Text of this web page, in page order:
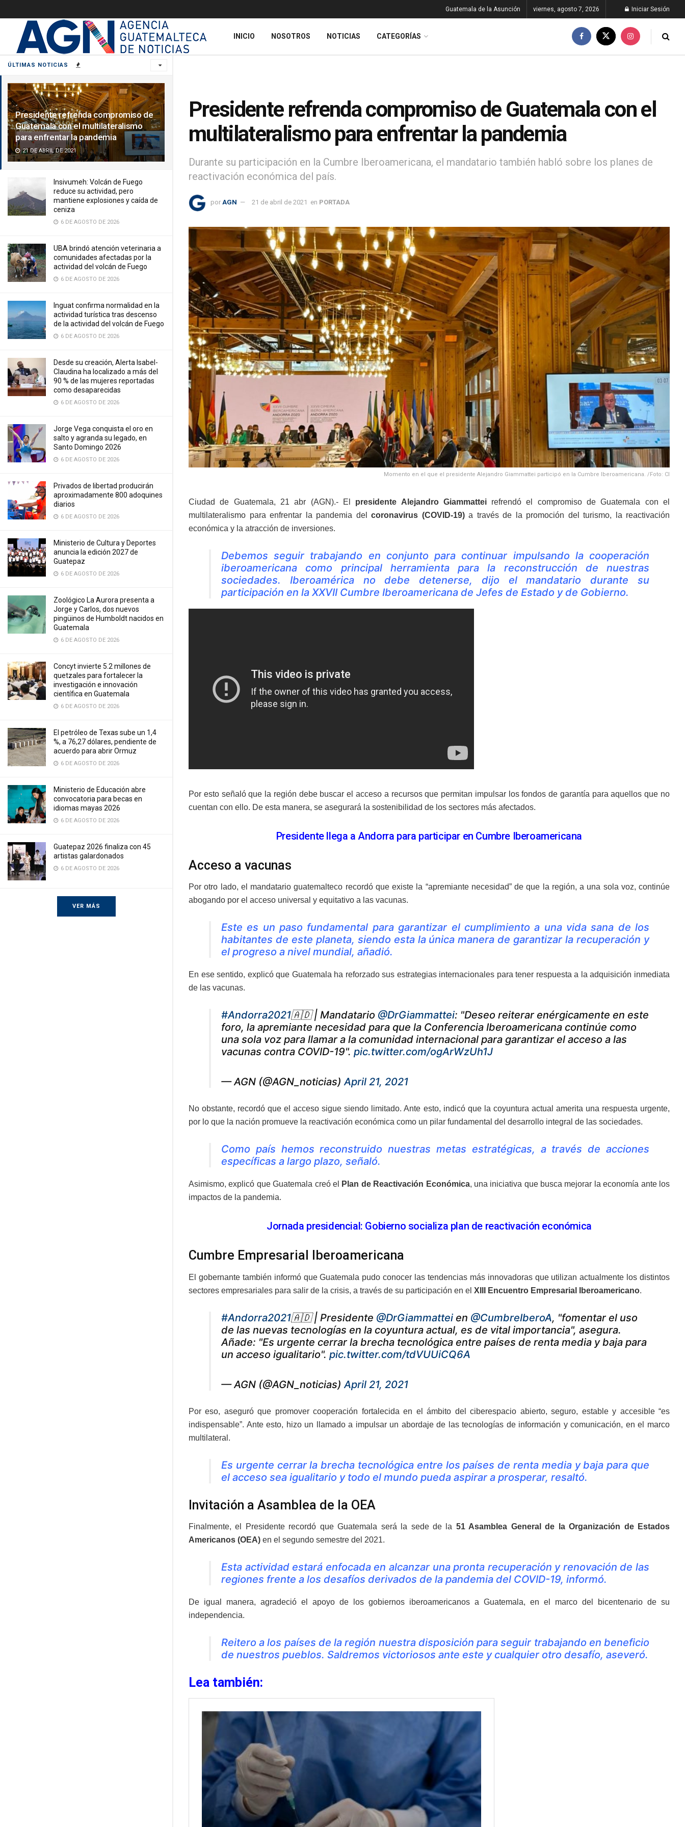
ÚLTIMAS NOTICIAS
Presidente refrenda compromiso de
Guatemala con el multilateralismo
para enfrentar la pandemia
21 DE ABRIL DE 2021
Insivumeh: Volcán de Fuego
reduce su actividad, pero
mantiene explosiones y caída de
ceniza
6 DE AGOSTO DE 2026
UBA brindó atención veterinaria a
comunidades afectadas por la
actividad del volcán de Fuego
6 DE AGOSTO DE 2026
Inguat confirma normalidad en la
actividad turística tras descenso
de la actividad del volcán de Fuego
6 DE AGOSTO DE 2026
Desde su creación, Alerta Isabel-
Claudina ha localizado a más del
90 % de las mujeres reportadas
como desaparecidas
6 DE AGOSTO DE 2026
Jorge Vega conquista el oro en
salto y agranda su legado, en
Santo Domingo 2026
6 DE AGOSTO DE 2026
Privados de libertad producirán
aproximadamente 800 adoquines
diarios
6 DE AGOSTO DE 2026
Ministerio de Cultura y Deportes
anuncia la edición 2027 de
Guatepaz
6 DE AGOSTO DE 2026
Zoológico La Aurora presenta a
Jorge y Carlos, dos nuevos
pingüinos de Humboldt nacidos en
Guatemala
6 DE AGOSTO DE 2026
Concyt invierte 5.2 millones de
quetzales para fortalecer la
investigación e innovación
científica en Guatemala
6 DE AGOSTO DE 2026
El petróleo de Texas sube un 1,4
%, a 76,27 dólares, pendiente de
acuerdo para abrir Ormuz
6 DE AGOSTO DE 2026
Ministerio de Educación abre
convocatoria para becas en
idiomas mayas 2026
6 DE AGOSTO DE 2026
Guatepaz 2026 finaliza con 45
artistas galardonados
6 DE AGOSTO DE 2026
VER MÁS
Guatemala de la Asunción viernes, agosto 7, 2026 Iniciar Sesión
INICIO NOSOTROS NOTICIAS CATEGORÍAS
Presidente refrenda compromiso de Guatemala con el
multilateralismo para enfrentar la pandemia
Durante su participación en la Cumbre Iberoamericana, el mandatario también habló sobre los planes de
reactivación económica del país.
por AGN 21 de abril de 2021 en PORTADA
Momento en el que el presidente Alejandro Giammattei participó en la Cumbre Iberoamericana. /Foto: CI
Ciudad de Guatemala, 21 abr (AGN).- El presidente Alejandro Giammatteirefrendó el compromiso de Guatemala con el
multilateralismo para enfrentar la pandemia del coronavirus (COVID-19)a través de la promoción del turismo, la reactivación
económica y la atracción de inversiones.
Debemos seguir trabajando en conjunto para continuar impulsando la cooperación
iberoamericana como principal herramienta para la reconstrucción de nuestras
sociedades. Iberoamérica no debe detenerse, dijo el mandatario durante su
participación en la XXVII Cumbre Iberoamericana de Jefes de Estado y de Gobierno.
Por esto señaló que la región debe buscar el acceso a recursos que permitan impulsar los fondos de garantía para aquellos que no
cuentan con ello. De esta manera, se asegurará la sostenibilidad de los sectores más afectados.
Presidente llega a Andorra para participar en Cumbre Iberoamericana
Acceso a vacunas
Por otro lado, el mandatario guatemalteco recordó que existe la “apremiante necesidad” de que la región, a una sola voz, continúe
abogando por el acceso universal y equitativo a las vacunas.
Este es un paso fundamental para garantizar el cumplimiento a una vida sana de los
habitantes de este planeta, siendo esta la única manera de garantizar la recuperación y
el progreso a nivel mundial, añadió.
En ese sentido, explicó que Guatemala ha reforzado sus estrategias internacionales para tener respuesta a la adquisición inmediata
de las vacunas.
#Andorra2021🇦🇩 | Mandatario @DrGiammattei: "Deseo reiterar enérgicamente en este
foro, la apremiante necesidad para que la Conferencia Iberoamericana continúe como
una sola voz para llamar a la comunidad internacional para garantizar el acceso a las
vacunas contra COVID-19". pic.twitter.com/ogArWzUh1J
— AGN (@AGN_noticias)April 21, 2021
No obstante, recordó que el acceso sigue siendo limitado. Ante esto, indicó que la coyuntura actual amerita una respuesta urgente,
por lo que la nación promueve la reactivación económica como un pilar fundamental del desarrollo integral de las sociedades.
Como país hemos reconstruido nuestras metas estratégicas, a través de acciones
específicas a largo plazo, señaló.
Asimismo, explicó que Guatemala creó el Plan de Reactivación Económica, una iniciativa que busca mejorar la economía ante los
impactos de la pandemia.
Jornada presidencial: Gobierno socializa plan de reactivación económica
Cumbre Empresarial Iberoamericana
El gobernante también informó que Guatemala pudo conocer las tendencias más innovadoras que utilizan actualmente los distintos
sectores empresariales para salir de la crisis, a través de su participación en el XIII Encuentro Empresarial Iberoamericano.
#Andorra2021🇦🇩 | Presidente @DrGiammattei en @CumbreIberoA, "fomentar el uso
de las nuevas tecnologías en la coyuntura actual, es de vital importancia", asegura.
Añade: "Es urgente cerrar la brecha tecnológica entre países de renta media y baja para
un acceso igualitario". pic.twitter.com/tdVUUiCQ6A
— AGN (@AGN_noticias) April 21, 2021
Por eso, aseguró que promover cooperación fortalecida en el ámbito del ciberespacio abierto, seguro, estable y accesible “es
indispensable”. Ante esto, hizo un llamado a impulsar un abordaje de las tecnologías de información y comunicación, en el marco
multilateral.
Es urgente cerrar la brecha tecnológica entre los países de renta media y baja para que
el acceso sea igualitario y todo el mundo pueda aspirar a prosperar, resaltó.
Invitación a Asamblea de la OEA
Finalmente, el Presidente recordó que Guatemala será la sede de la 51 Asamblea General de la Organización de Estados
Americanos (OEA) en el segundo semestre del 2021.
Esta actividad estará enfocada en alcanzar una pronta recuperación y renovación de las
regiones frente a los desafíos derivados de la pandemia del COVID-19, informó.
De igual manera, agradeció el apoyo de los gobiernos iberoamericanos a Guatemala, en el marco del bicentenario de su
independencia.
Reitero a los países de la región nuestra disposición para seguir trabajando en beneficio
de nuestros pueblos. Saldremos victoriosos ante este y cualquier otro desafío, aseveró.
Lea también: